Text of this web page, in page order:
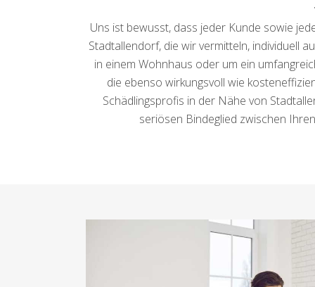
Uns ist bewusst, dass jeder Kunde sowie
Stadtallendorf, die wir vermitteln, individuell
in einem Wohnhaus oder um ein
die ebenso wirkungsvoll wie
Schädlingsprofis in der Nähe von
seriösen Bindeglied zwischen